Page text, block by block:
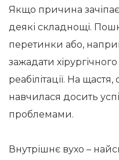
Якщо причина
деякі складнощі.
перетинки або,
зажадати
реабілітації. На
навчилася досить
проблемами.
Внутрішнє вухо –